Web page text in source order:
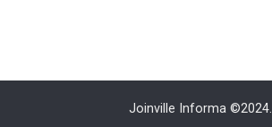
Joinville Informa ©2024.